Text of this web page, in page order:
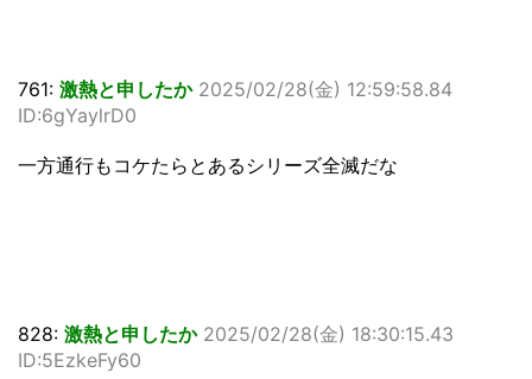
761: 激熱と申したか 2025/02/28(金) 12:59:58.84
ID:6gYaylrD0
一方通行もコケたらとあるシリーズ全滅だな
828: 激熱と申したか 2025/02/28(金) 18:30:15.43
ID:5EzkeFy60